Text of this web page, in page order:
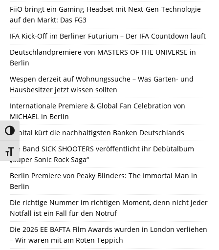
Umschalten auf hohe Kontraste
Schrift vergrößern
FiiO bringt ein Gaming-Headset mit Next-Gen-Technologie
auf den Markt: Das FG3
IFA Kick-Off im Berliner Futurium – Der IFA Countdown läuft
Deutschlandpremiere von MASTERS OF THE UNIVERSE in
Berlin
Wespen derzeit auf Wohnungssuche – Was Garten- und
Hausbesitzer jetzt wissen sollten
Internationale Premiere & Global Fan Celebration von
MICHAEL in Berlin
Capital kürt die nachhaltigsten Banken Deutschlands
Die Band SICK SHOOTERS veröffentlicht ihr Debütalbum
„Super Sonic Rock Saga“
Berlin Premiere von Peaky Blinders: The Immortal Man in
Berlin
Die richtige Nummer im richtigen Moment, denn nicht jeder
Notfall ist ein Fall für den Notruf
Die 2026 EE BAFTA Film Awards wurden in London verliehen
– Wir waren mit am Roten Teppich